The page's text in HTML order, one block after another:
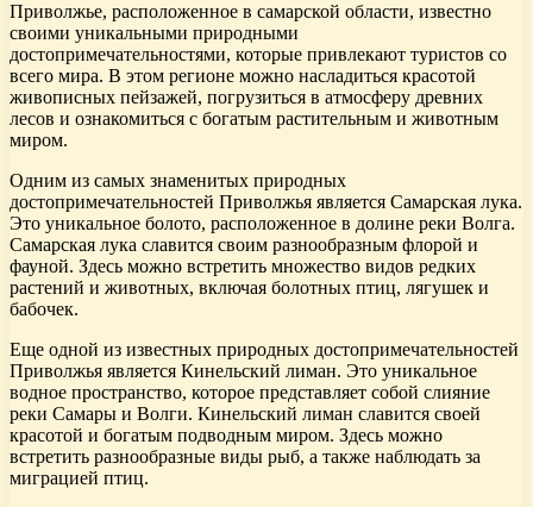
Приволжье, расположенное в самарской области, известно
своими уникальными природными
достопримечательностями, которые привлекают туристов со
всего мира. В этом регионе можно насладиться красотой
живописных пейзажей, погрузиться в атмосферу древних
лесов и ознакомиться с богатым растительным и животным
миром.
Одним из самых знаменитых природных
достопримечательностей Приволжья является Самарская лука.
Это уникальное болото, расположенное в долине реки Волга.
Самарская лука славится своим разнообразным флорой и
фауной. Здесь можно встретить множество видов редких
растений и животных, включая болотных птиц, лягушек и
бабочек.
Еще одной из известных природных достопримечательностей
Приволжья является Кинельский лиман. Это уникальное
водное пространство, которое представляет собой слияние
реки Самары и Волги. Кинельский лиман славится своей
красотой и богатым подводным миром. Здесь можно
встретить разнообразные виды рыб, а также наблюдать за
миграцией птиц.